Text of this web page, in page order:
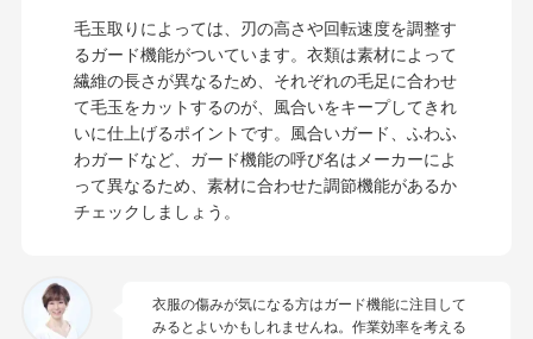
毛玉取りによっては、刃の高さや回転速度を調整す
るガード機能がついています。衣類は素材によって
繊維の長さが異なるため、それぞれの毛足に合わせ
て毛玉をカットするのが、風合いをキープしてきれ
いに仕上げるポイントです。風合いガード、ふわふ
わガードなど、ガード機能の呼び名はメーカーによ
って異なるため、素材に合わせた調節機能があるか
チェックしましょう。
衣服の傷みが気になる方はガード機能に注目して
みるとよいかもしれませんね。作業効率を考える